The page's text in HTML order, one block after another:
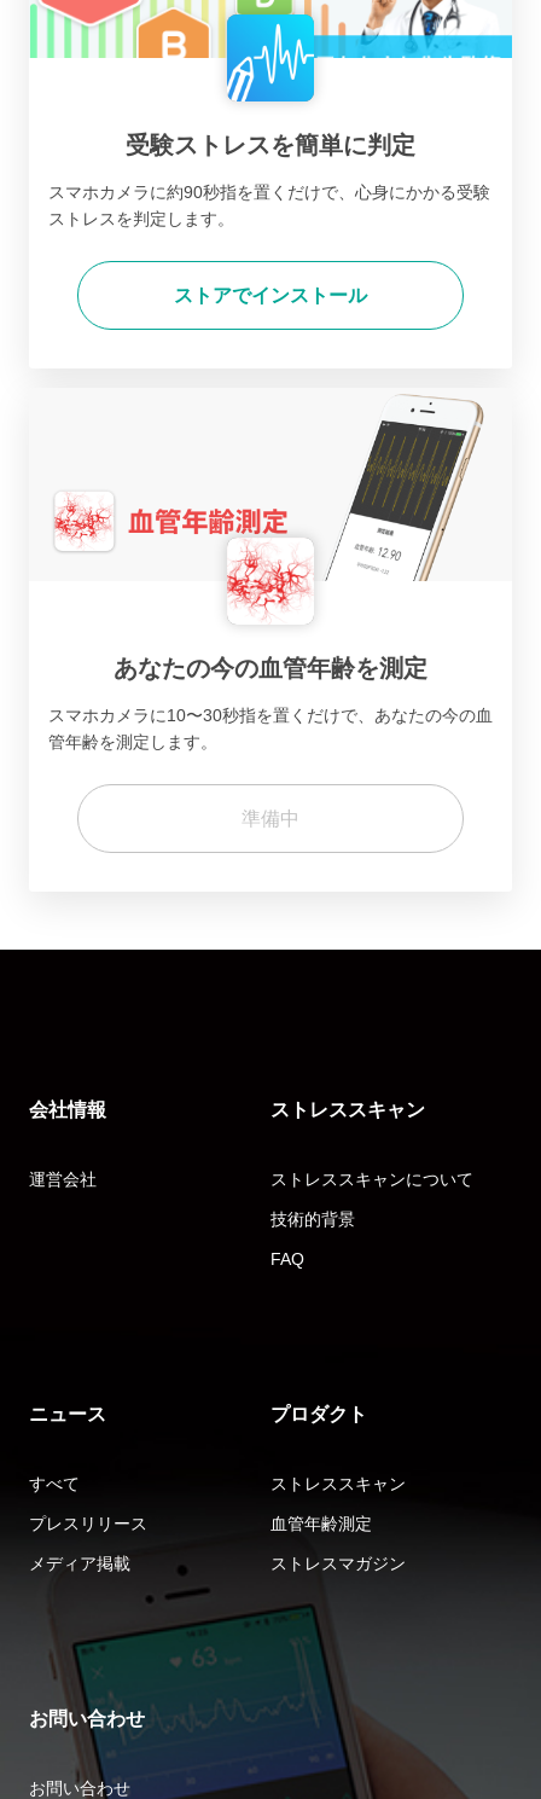
受験ストレスを簡単に判定
スマホカメラに約90秒指を置くだけで、心身にかかる受験
ストレスを判定します。
ストアでインストール
あなたの今の血管年齢を測定
スマホカメラに10〜30秒指を置くだけで、あなたの今の血
管年齢を測定します。
準備中
会社情報
運営会社
ストレススキャン
ストレススキャンについて
技術的背景
FAQ
ニュース
すべて
プレスリリース
メディア掲載
プロダクト
ストレススキャン
血管年齢測定
ストレスマガジン
お問い合わせ
お問い合わせ